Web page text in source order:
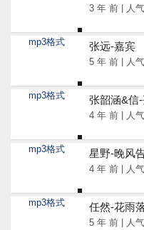
3 年 前 | 人
mp3格式 张远-嘉宾
5 年 前 | 人
mp3格式 张韶涵&信
4 年 前 | 人
mp3格式 星野-晚风
4 年 前 | 人
mp3格式 任然-花雨
5 年 前 | 人